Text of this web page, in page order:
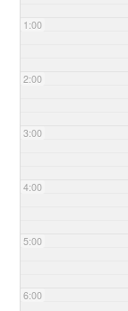
1:00
2:00
3:00
4:00
5:00
6:00